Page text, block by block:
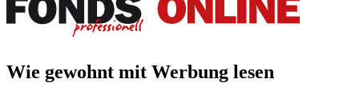
Wie gewohnt mit Werbung lesen